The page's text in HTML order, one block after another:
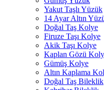
Yakut Taşlı Yüzük
14 Ayar Altın
Doğal Taş Kolye
Firuze Taşı Kolye
Akik Taşı Kolye
Kaplan Gözü
Gümüş Kolye
Altın Kaplama
Doğal Taş Bileklik